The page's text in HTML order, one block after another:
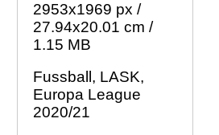
2953x1969 px /
27.94x20.01 cm /
1.15 MB
Fussball, LASK,
Europa League
2020/21